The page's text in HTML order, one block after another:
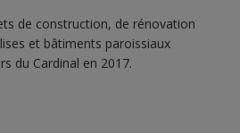
de construction, de rénovation
et bâtiments paroissiaux
du Cardinal en 2017.